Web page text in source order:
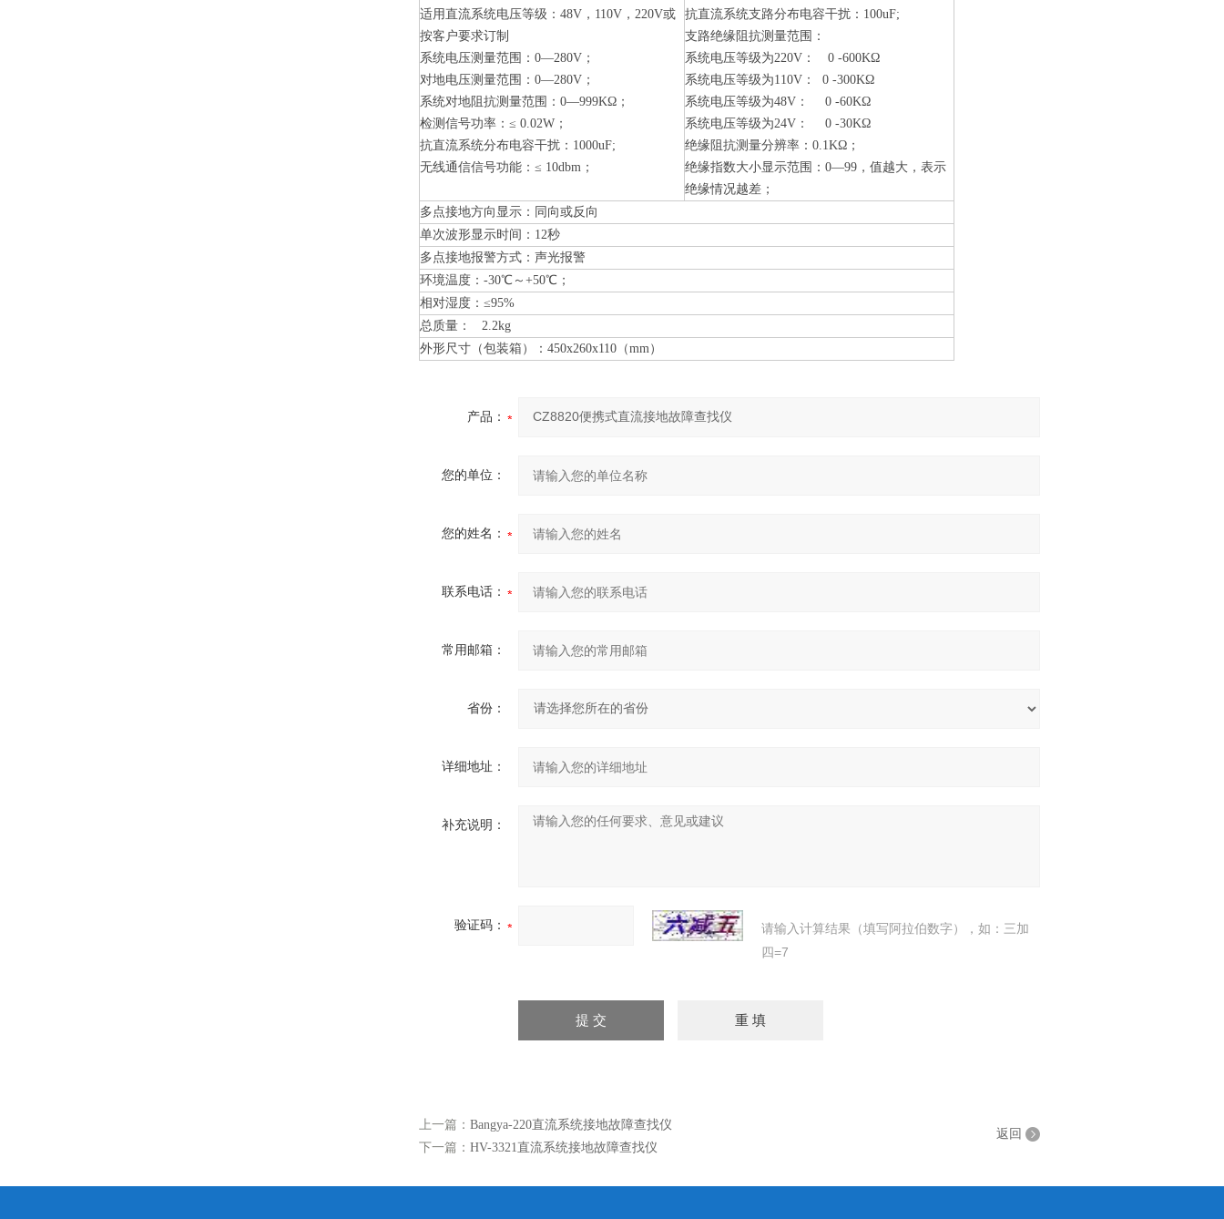
适用直流系统电压等级：48V，110V，220V或
按客户要求订制
系统电压测量范围：0—280V；
对地电压测量范围：0—280V；
系统对地阻抗测量范围：0—999KΩ；
检测信号功率：≤ 0.02W；
抗直流系统分布电容干扰：1000uF;
无线通信信号功能：≤ 10dbm；
抗直流系统支路分布电容干扰：100uF;
支路绝缘阻抗测量范围：
系统电压等级为220V： 0 -600KΩ
系统电压等级为110V： 0 -300KΩ
系统电压等级为48V： 0 -60KΩ
系统电压等级为24V： 0 -30KΩ
绝缘阻抗测量分辨率：0.1KΩ；
绝缘指数大小显示范围：0—99，值越大，表示
绝缘情况越差；
多点接地方向显示：同向或反向
单次波形显示时间：12秒
多点接地报警方式：声光报警
环境温度：-30℃～+50℃；
相对湿度：≤95%
总质量： 2.2kg
外形尺寸（包装箱）：450x260x110（mm）
产品：
您的单位：
您的姓名：
联系电话：
常用邮箱：
省份：
详细地址：
补充说明：
验证码：
请输入计算结果（填写阿拉伯数字），如：三加
四=7
上一篇： Bangya-220直流系统接地故障查找仪
下一篇： HV-3321直流系统接地故障查找仪
返回